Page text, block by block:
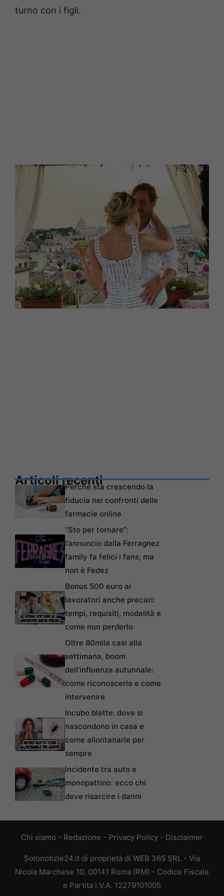
turno con i figli.
Articoli recentiPerché sta crescendo la
fiducia nei confronti delle
farmacie online
“Sto per tornare”:
l’annuncio dalla Ferragnez
family fa felici i fans, ma
non è Fedez
Bonus 500 euro ai
lavoratori anche precari:
tempi, requisiti, modalità e
come non perderlo
Oltre 80mila casi alla
settimana, boom
dell’influenza autunnale:
come riconoscerla e come
intervenire
Incubo blatte: dove si
nascondono in casa e
come allontanarle per
sempre
Incidente tra auto e
monopattino: ecco chi
deve risarcire i danni
Chi siamo - Redazione - Privacy Policy - Disclaimer
Solonotizie24.it di proprietà di WEB 365 SRL - Via
Nicola Marchese 10, 00141 Roma (RM) - Codice Fiscale
e Partita I.V.A. 12279101005